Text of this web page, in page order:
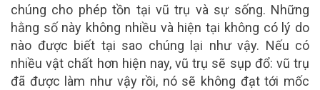
chúng cho phép tồn tại vũ trụ và sự sống. Những
hằng số này không nhiều và hiện tại không có lý do
nào được biết tại sao chúng lại như vậy. Nếu có
nhiều vật chất hơn hiện nay, vũ trụ sẽ sụp đổ: vũ trụ
đã được làm như vậy rồi, nó sẽ không đạt tới mốc